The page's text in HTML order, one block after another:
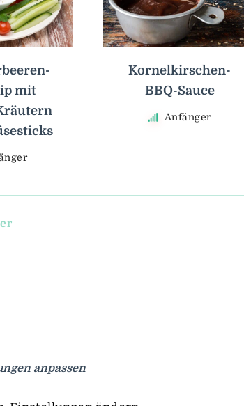
mit
Kornelkirschen-
BBQ-Sauce
Anfänger
anpassen